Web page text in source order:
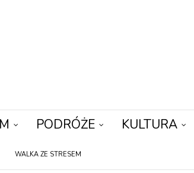
PODRÓŻE KULTURA
WALKA ZE STRESEM